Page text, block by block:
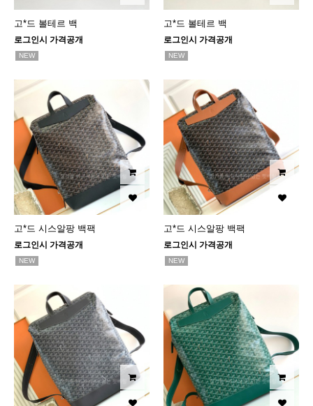
고*드 볼테르 백
로그인시 가격공개
NEW
고*드 볼테르 백
로그인시 가격공개
NEW
고*드 시스알팡 백팩
로그인시 가격공개
NEW
고*드 시스알팡 백팩
로그인시 가격공개
NEW